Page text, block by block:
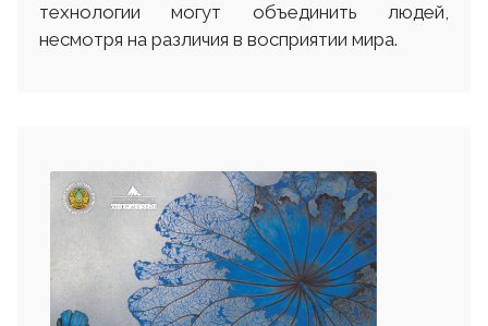
технологии могут объединить людей,
несмотря на различия в восприятии мира.